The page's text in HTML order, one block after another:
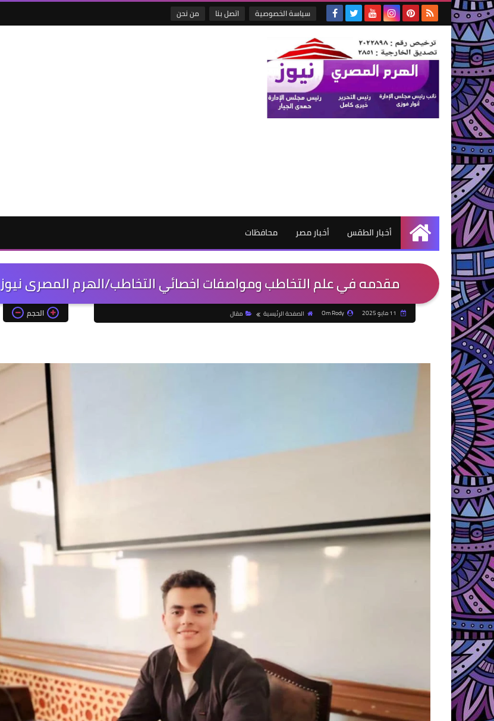
سياسة الخصوصية اتصل بنا من نحن
الرئيسية
أخبار الطقس أخبار مصر محافظات
مقدمه في علم التخاطب ومواصفات اخصائي التخاطب/الهرم المصرى نيوز
Om Rody الصفحة الرئيسية مقال الحجم